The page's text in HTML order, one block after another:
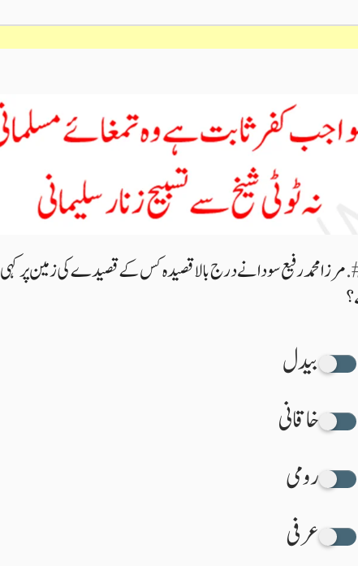
مرزا محمد رفیع سودا نے درج بالا قصیدہ کس کے قصیدے کی زمین پر کہی
بیدل
خاقانی
رومی
عرفی